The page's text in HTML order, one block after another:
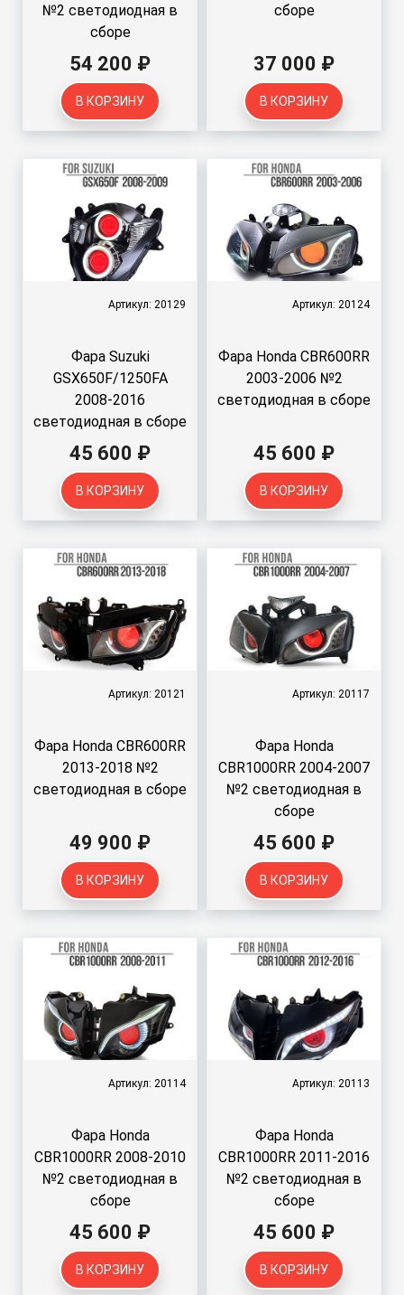
№2 светодиодная в
сборе
54 200 ₽
В КОРЗИНУ
сборе
37 000 ₽
В КОРЗИНУ
Артикул: 20129
Фара Suzuki
GSX650F/1250FA
2008-2016
светодиодная в сборе
45 600 ₽
В КОРЗИНУ
Артикул: 20124
Фара Honda CBR600RR
2003-2006 №2
светодиодная в сборе
45 600 ₽
В КОРЗИНУ
Артикул: 20121
Фара Honda CBR600RR
2013-2018 №2
светодиодная в сборе
49 900 ₽
В КОРЗИНУ
Артикул: 20117
Фара Honda
CBR1000RR 2004-2007
№2 светодиодная в
сборе
45 600 ₽
В КОРЗИНУ
Артикул: 20114
Фара Honda
CBR1000RR 2008-2010
№2 светодиодная в
сборе
45 600 ₽
В КОРЗИНУ
Артикул: 20113
Фара Honda
CBR1000RR 2011-2016
№2 светодиодная в
сборе
45 600 ₽
В КОРЗИНУ